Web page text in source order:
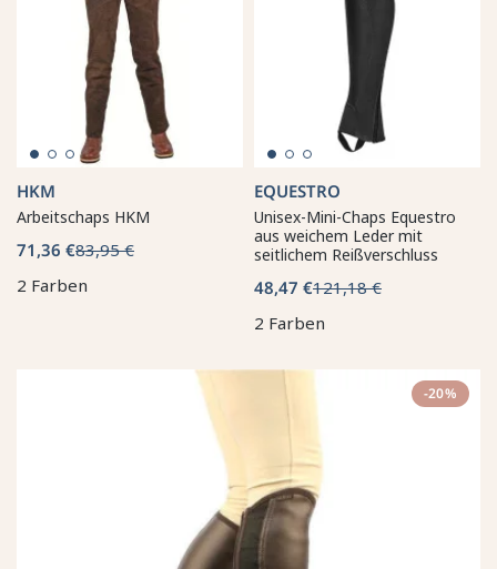
HKM
Arbeitschaps HKM
71,36 €83,95 €
2 Farben
EQUESTRO
Unisex-Mini-Chaps Equestro
aus weichem Leder mit
seitlichem Reißverschluss
48,47 €121,18 €
2 Farben
-20%